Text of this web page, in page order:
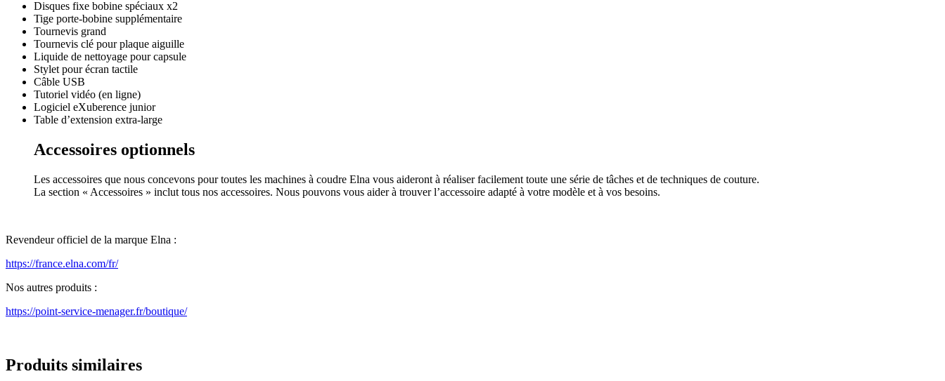
Disques fixe bobine spéciaux x2
Tige porte-bobine supplémentaire
Tournevis grand
Tournevis clé pour plaque aiguille
Liquide de nettoyage pour capsule
Stylet pour écran tactile
Câble USB
Tutoriel vidéo (en ligne)
Logiciel eXuberence junior
Table d’extension extra-large
Accessoires optionnels
Les accessoires que nous concevons pour toutes les machines à coudre Elna vous aideront à réaliser facilement toute une série de tâches et de techniques de couture.
La section « Accessoires » inclut tous nos accessoires. Nous pouvons vous aider à trouver l’accessoire adapté à votre modèle et à vos besoins.
Revendeur officiel de la marque Elna :
https://france.elna.com/fr/
Nos autres produits :
https://point-service-menager.fr/boutique/
Produits similaires